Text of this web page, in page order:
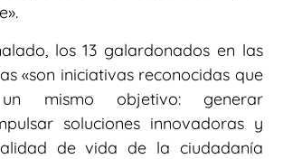
los 13 galardonados en las
«son iniciativas reconocidas que
mismo objetivo: generar
soluciones innovadoras y
de vida de la ciudadanía